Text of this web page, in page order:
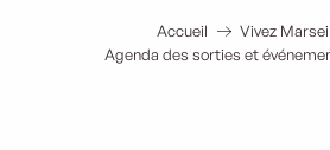
Accueil
Vivez
Agenda des sorties et